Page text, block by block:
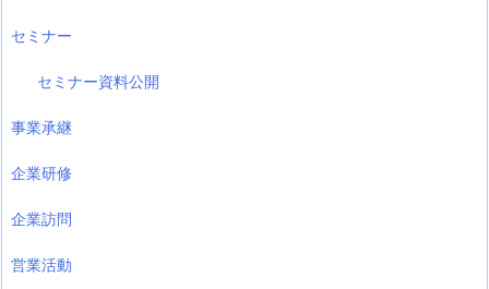
セミナー
セミナー資料公開
事業承継
企業研修
企業訪問
営業活動